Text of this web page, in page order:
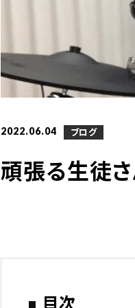
2022.06.04 ブログ
頑張る生徒
目次